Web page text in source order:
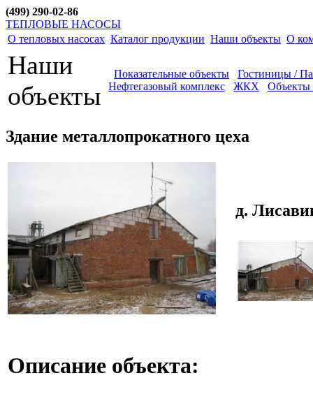
(499) 290-02-86
ТЕПЛОВЫЕ НАСОСЫ
О тепловых насосах Каталог продукции Наши объекты О
Наши
объекты
Показательные объекты
Гостиницы /
Нефтегазовый комплекс
ЖКХ Объекты
Здание металлопрокатного цеха
д.
Описание объекта: